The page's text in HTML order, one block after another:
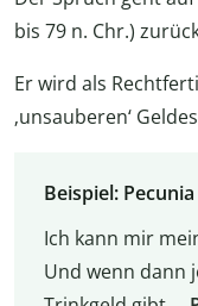
bis 79 n. Chr.)
Er wird als
‚unsauberen‘
Beispiel:
Ich kann mir
Und wenn dann